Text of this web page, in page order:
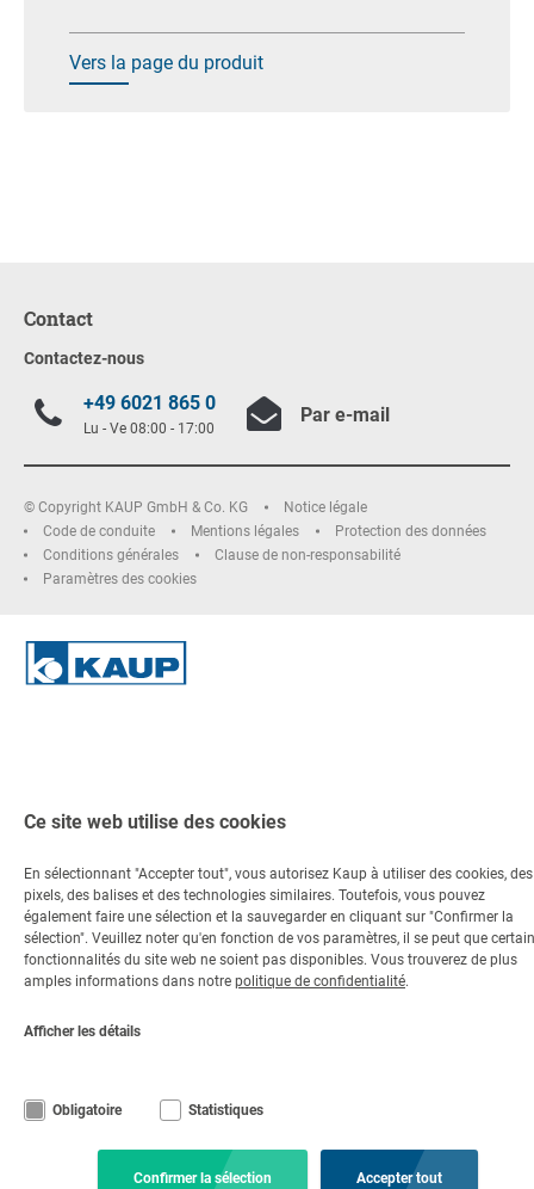
Vers la page du produit
Contact
Contactez-nous
+49 6021 865 0
Lu - Ve 08:00 - 17:00
Par e-mail
© Copyright KAUP GmbH & Co. KG
Notice légale
Code de conduite
Mentions légales
Protection des données
Conditions générales
Clause de non-responsabilité
Paramètres des cookies
Ce site web utilise des cookies
En sélectionnant "Accepter tout", vous autorisez Kaup à utiliser des cookies, des
pixels, des balises et des technologies similaires. Toutefois, vous pouvez
également faire une sélection et la sauvegarder en cliquant sur "Confirmer la
sélection". Veuillez noter qu'en fonction de vos paramètres, il se peut que
fonctionnalités du site web ne soient pas disponibles. Vous trouverez de plus
amples informations dans notre politique de confidentialité.
Afficher les détails
Obligatoire Statistiques
Confirmer la sélection Accepter tout